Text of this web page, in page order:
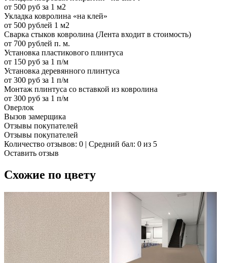
от 500 руб за 1 м2
Укладка ковролина «на клей»
от 500 рублей 1 м2
Сварка стыков ковролина (Лента входит в стоимость)
от 700 рублей п. м.
Установка пластикового плинтуса
от 150 руб за 1 п/м
Установка деревянного плинтуса
от 300 руб за 1 п/м
Монтаж плинтуса со вставкой из ковролина
от 300 руб за 1 п/м
Оверлок
Вызов замерщика
Отзывы покупателей
Отзывы покупателей
Количество отзывов: 0 | Средний бал: 0 из 5
Оставить отзыв
Схожие по цвету